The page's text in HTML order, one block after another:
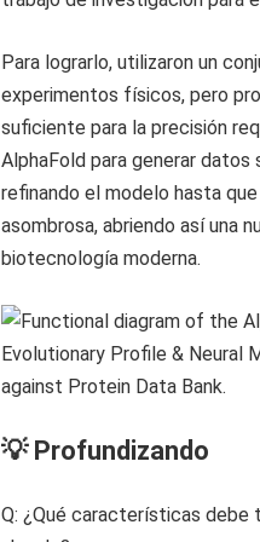
Para lograrlo, utilizaron un
experimentos físicos, pero
suficiente para la precisión
AlphaFold para generar
refinando el modelo hasta
asombrosa, abriendo así una
biotecnología moderna.
💡 Profundizando
Q: ¿Qué características debe